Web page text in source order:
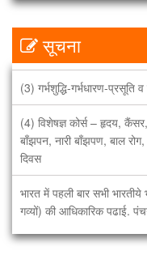
सूचना
(1) एडवांस पंचगव्य थेरेपी – 1
(2) इंटीग्रेटेड पंचगव्य थेरेपी –
(3) गर्भशुद्धि-गर्भधारण-प्रसूति
(4) विशेषज्ञ कोर्स – हृदय, कैंसर,
बाँझपन, नारी बाँझपण, बाल
दिवस
भारत में पहली बार सभी
गव्यों) की आधिकारिक पढाई.